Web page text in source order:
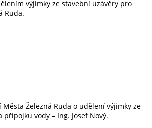
výjimky ze stavební uzávěry pro
Ruda.
Města Železná Ruda o udělení výjimky ze
přípojku vody – Ing. Josef Nový.